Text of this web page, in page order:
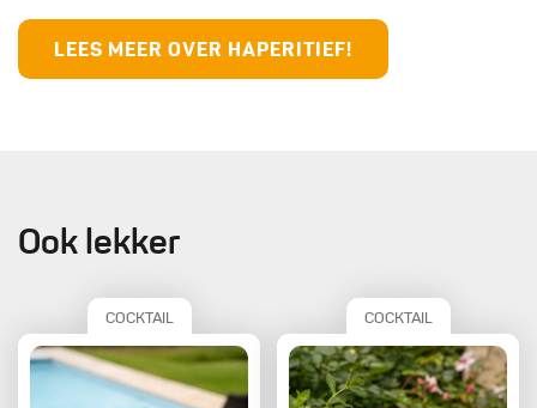
LEES MEER OVER HAPERITIEF!
Ook lekker
COCKTAIL COCKTAIL